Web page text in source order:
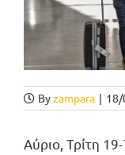
Byzampara | 18/
Αύριο, Τρίτη